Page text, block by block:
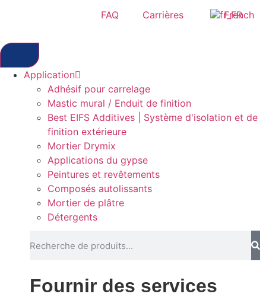
FAQ Carrières French
Application
Adhésif pour carrelage
Mastic mural / Enduit de finition
Best EIFS Additives | Système d'isolation et de
finition extérieure
Mortier Drymix
Applications du gypse
Peintures et revêtements
Composés autolissants
Mortier de plâtre
Détergents
Fournir des services